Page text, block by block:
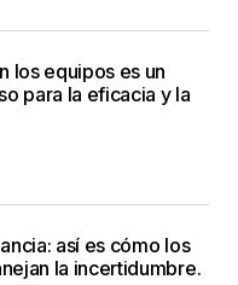
los equipos es un
para la eficacia y la
así es cómo los
la incertidumbre.